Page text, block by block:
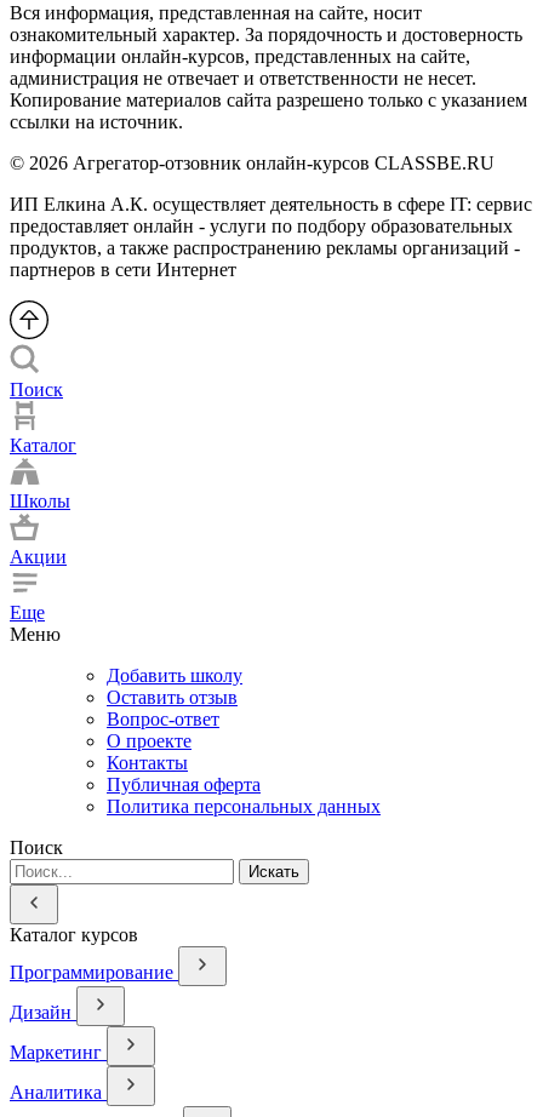
Вся информация, представленная на сайте, носит
ознакомительный характер. За порядочность и достоверность
информации онлайн-курсов, представленных на сайте,
администрация не отвечает и ответственности не несет.
Копирование материалов сайта разрешено только с указанием
ссылки на источник.
© 2026 Агрегатор-отзовник онлайн-курсов CLASSBE.RU
ИП Елкина А.К. осуществляет деятельность в сфере IT: сервис
предоставляет онлайн - услуги по подбору образовательных
продуктов, а также распространению рекламы организаций -
партнеров в сети Интернет
Поиск
Каталог
Школы
Акции
Еще
Меню
Добавить школу
Оставить отзыв
Вопрос-ответ
О проекте
Контакты
Публичная оферта
Политика персональных данных
Поиск
Искать
Каталог курсов
Программирование
Дизайн
Маркетинг
Аналитика